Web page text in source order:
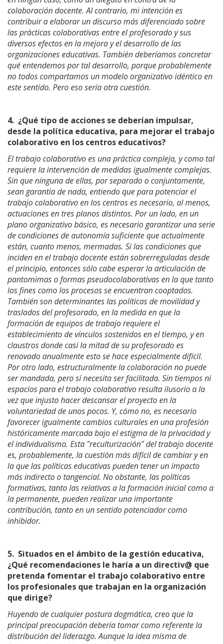
colaboración docente. Al contrario, mi intención es
contribuir a elaborar un discurso más diferenciado sobre
las prácticas colaborativas entre el profesorado y sus
diversos efectos en la mejora y el desarrollo de las
organizaciones educativas. También deberíamos concretar
qué entendemos por tal desarrollo, porque probablemente
no todos compartamos un modelo organizativo idéntico en
este sentido. Pero eso sería otra cuestión.
4. ¿Qué tipo de acciones se deberían impulsar,
desde la política educativa, para mejorar el trabajo
colaborativo en los centros educativos?
El trabajo colaborativo es una práctica compleja, y como tal
requiere la intervención de medidas igualmente complejas.
Sin que ninguna de ellas, por separado o conjuntamente,
sean garantía de nada, entiendo que para potenciar el
trabajo colaborativo en los centros es necesario, al menos,
actuaciones en tres planos distintos. Por un lado, en un
plano organizativo básico, es necesario garantizar una serie
de condiciones de autonomía suficiente que actualmente
están, cuanto menos, mermadas. Si las condiciones que
inciden en el trabajo docente están sobrerreguladas desde
el principio, entonces sólo cabe esperar la articulación de
pantomimas o formas pseudocolaborativas en la que tanto
los fines como los procesos se encuentran cooptados.
También son determinantes las políticas de movilidad y
traslados del profesorado, en la medida en que la
formación de equipos de trabajo requiere el
establecimiento de vínculos sostenidos en el tiempo, y en
claustros donde casi la mitad de su profesorado es
renovado anualmente esto se hace especialmente difícil.
Por otro lado, estructuralmente la colaboración no puede
ser mandada, pero sí necesita ser facilitada. Sin tiempos ni
espacios para el trabajo colaborativo resulta ilusorio a la
vez que injusto hacer descansar el proyecto en la
voluntariedad de unos pocos. Y, cómo no, es necesario
favorecer igualmente cambios culturales en una profesión
históricamente marcada bajo el estigma de la privacidad y
el individualismo. Esta "reculturización" del trabajo docente
es, probablemente, la cuestión más difícil de cambiar y en
la que las políticas educativas pueden tener un impacto
más indirecto o tangencial. No obstante, las políticas
formativas, tanto las relativas a la formación inicial como a
la permanente, pueden realizar una importante
contribución, tanto en un sentido potenciador como
inhibidor.
5. Situados en el ámbito de la gestión educativa,
¿Qué recomendaciones le haría a un directiv@ que
pretenda fomentar el trabajo colaborativo entre
los profesionales que trabajan en la organización
que dirige?
Huyendo de cualquier postura dogmática, creo que la
principal preocupación debería tomar como referente la
distribución del liderazgo. Aunque la idea misma de